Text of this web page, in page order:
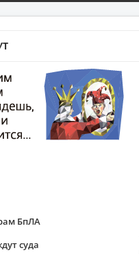
БпЛА
суда